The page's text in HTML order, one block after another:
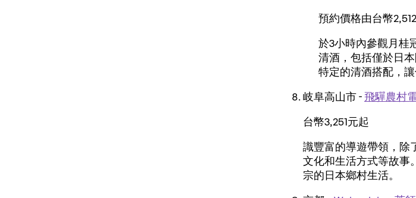
預約價格由台幣
於3小時內參觀月桂
清酒，包括僅於日
特定的清酒搭配，
岐阜高山市 - 飛驒農村
台幣3,251元起
識豐富的導遊帶領，除
文化和生活方式等故事
宗的日本鄉村生活。